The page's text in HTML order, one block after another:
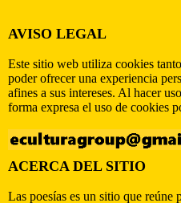
AVISO LEGAL
Este sitio web utiliza cookies
poder ofrecer una experiencia
afines a sus intereses. Al hacer
forma expresa el uso de cookies
ACERCA DEL SITIO
Las poesías es un sitio que reúne